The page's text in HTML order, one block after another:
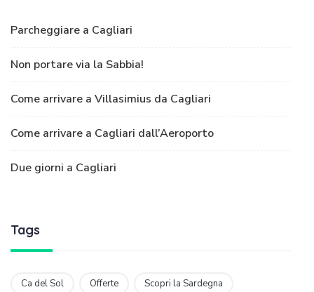
Parcheggiare a Cagliari
Non portare via la Sabbia!
Come arrivare a Villasimius da Cagliari
Come arrivare a Cagliari dall’Aeroporto
Due giorni a Cagliari
Tags
Ca del Sol Offerte Scopri la Sardegna